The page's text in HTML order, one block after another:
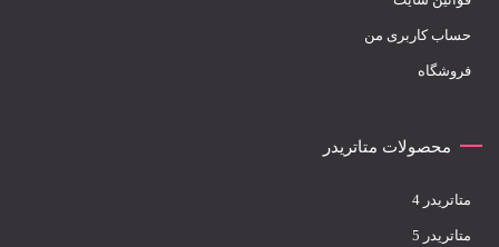
حساب کاربری من
فروشگاه
محصولات متاتریدر
متاتريدر 4
متاتريدر 5